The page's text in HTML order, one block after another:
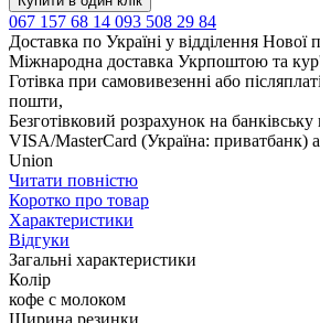
067 157 68 14 093 508 29 84
Доставка по Україні у відділення
Міжнародна доставка Укрпоштою та
Готівка при самовивезенні або
пошти,
Безготівковий розрахунок на банківську
VISA/MasterCard (Україна: приватбанк)
Union
Читати повністю
Коротко про товар
Характеристики
Відгуки
Загальні характеристики
Колір
кофе с молоком
Ширина резинки